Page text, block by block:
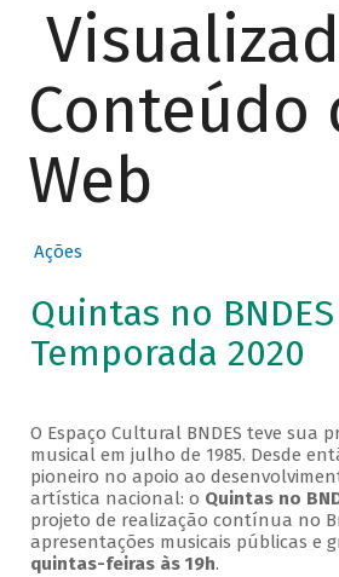
Conteúdo
Web
Ações
Quintas no
Temporada 2020
O Espaço Cultural BNDES teve sua
musical em julho de 1985. Desde
pioneiro no apoio ao
artística nacional: o Quintas no
projeto de realização contínua no
apresentações musicais públicas e
quintas-feiras às 19h.